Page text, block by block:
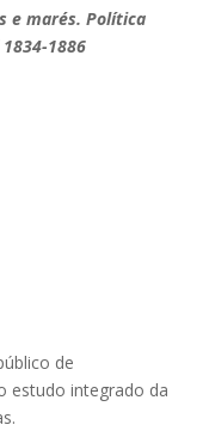
e marés. Política
1886
de
estudo integrado da